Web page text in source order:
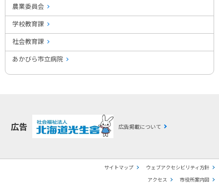
農業委員会
学校教育課
社会教育課
あかびら市立病院
広告 広告掲載について
サイトマップ
ウェブアクセシビリティ方針
アクセス
市役所案内図